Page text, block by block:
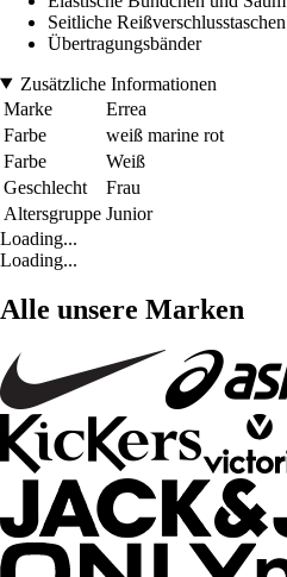
Seitliche Reißverschlusstaschen
Übertragungsbänder
Zusätzliche Informationen
Marke
Errea
Farbe
weiß marine rot
Farbe
Weiß
Geschlecht
Frau
Altersgruppe Junior
Loading...
Loading...
Alle unsere Marken